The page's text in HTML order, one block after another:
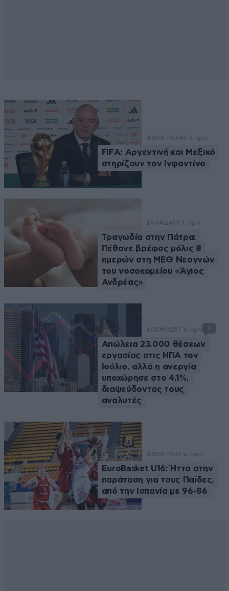
ΑΘΛΗΤΙΚΑ46 λ. πριν
FIFA: Αργεντινή και Μεξικό
στηρίζουν τον Ινφαντίνο
ΕΛΛΑΔΑ53 λ. πριν
Τραγωδία στην Πάτρα:
Πέθανε βρέφος μόλις 8
ημερών στη ΜΕΘ Νεογνών
του νοσοκομείου «Άγιος
Ανδρέας»
ΚΟΣΜΟΣ57 λ. πριν 1
Απώλεια 23.000 θέσεων
εργασίας στις ΗΠΑ τον
Ιούλιο, αλλά η ανεργία
υποχώρησε στο 4,1%,
διαψεύδοντας τους
αναλυτές
ΑΘΛΗΤΙΚΑ 1 ω. πριν
EuroBasket U16: Ήττα στην
παράταση για τους Παίδες,
από την Ισπανία με 96-86